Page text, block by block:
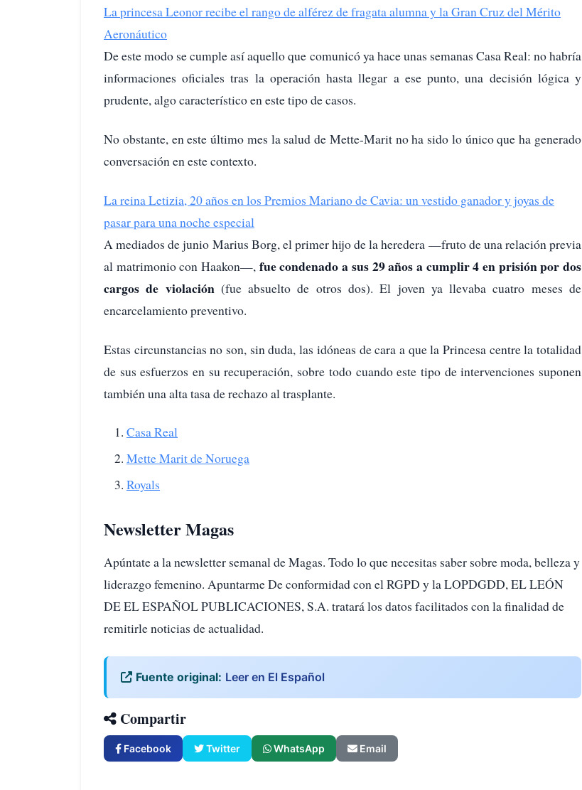
La princesa Leonor recibe el rango de alférez de fragata alumna y la Gran Cruz del Mérito
Aeronáutico
De este modo se cumple así aquello que comunicó ya hace unas semanas Casa Real: no habría
informaciones oficiales tras la operación hasta llegar a ese punto, una decisión lógica y
prudente, algo característico en este tipo de casos.
No obstante, en este último mes la salud de Mette-Marit no ha sido lo único que ha generado
conversación en este contexto.
La reina Letizia, 20 años en los Premios Mariano de Cavia: un vestido ganador y joyas de
pasar para una noche especial
A mediados de junio Marius Borg, el primer hijo de la heredera —fruto de una relación previa
al matrimonio con Haakon—, fue condenado a sus 29 años a cumplir 4 en prisión por dos
cargos de violación (fue absuelto de otros dos). El joven ya llevaba cuatro meses de
encarcelamiento preventivo.
Estas circunstancias no son, sin duda, las idóneas de cara a que la Princesa centre la totalidad
de sus esfuerzos en su recuperación, sobre todo cuando este tipo de intervenciones suponen
también una alta tasa de rechazo al trasplante.
Casa Real
Mette Marit de Noruega
Royals
Newsletter Magas
Apúntate a la newsletter semanal de Magas. Todo lo que necesitas saber sobre moda, belleza y
liderazgo femenino. Apuntarme De conformidad con el RGPD y la LOPDGDD, EL LEÓN
DE EL ESPAÑOL PUBLICACIONES, S.A. tratará los datos facilitados con la finalidad de
remitirle noticias de actualidad.
Fuente original: Leer en El Español
Compartir
Facebook Twitter WhatsApp Email